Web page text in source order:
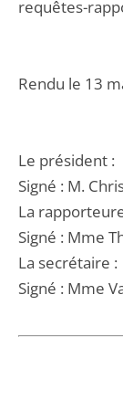
requêtes-
Rendu le 13
Le président :
Signé : M.
La
Signé : Mme
La secrétaire :
Signé : Mme